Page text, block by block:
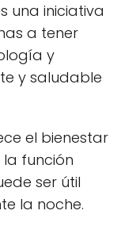
una iniciativa
a tener
y
y saludable
el bienestar
función
ser útil
la noche.